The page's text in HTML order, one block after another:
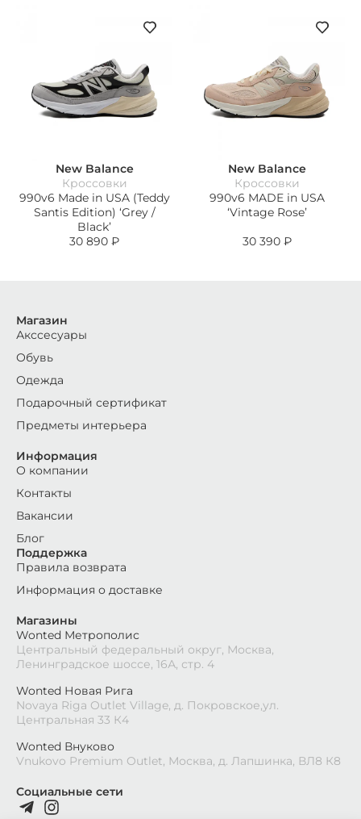
New Balance
Кроссовки
990v6 Made in USA (Teddy
Santis Edition) ‘Grey /
Black’
30 890 ₽
New Balance
Кроссовки
990v6 MADE in USA
‘Vintage Rose’
30 390 ₽
Социальные сети
Магазины
Wonted Метрополис
Центральный федеральный округ, Москва,
Ленинградское шоссе, 16А, стр. 4
Wonted Новая Рига
Novaya Riga Outlet Village, д. Покровское,ул.
Центральная 33 К4
Wonted Внуково
Vnukovo Premium Outlet, Москва, д. Лапшинка, ВЛ8 К8
Магазин
Акссесуары
Обувь
Одежда
Подарочный сертификат
Предметы интерьера
Информация
О компании
Контакты
Вакансии
Блог
Поддержка
Правила возврата
Информация о доставке